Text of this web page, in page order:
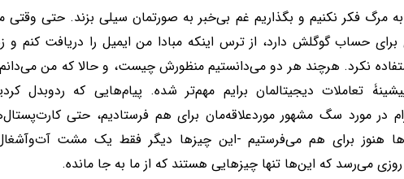
مرگ فکر نکنیم و بگذاریم غم بی‌خبر به صورتمان سیلی بزند. حتی
برای حساب گوگلش دارد، از ترس اینکه مبادا من ایمیل را دریافت کنم و
نکرد. هرچند هر دو می‌دانستیم منظورش چیست، و حالا که من
تعاملات دیجیتالمان برایم مهم‌تر شده‌. پیام‌هایی که رد‌و‌بدل
در مورد سگ مشهور موردعلاقه‌مان برای هم فرستادیم، حتی
هنوز برای هم می‌فرستیم -این چیزها دیگر فقط یک مشت
می‌رسد که این‌ها تنها چیز‌هایی هستند که از ما به ‌جا ‌مانده‌.